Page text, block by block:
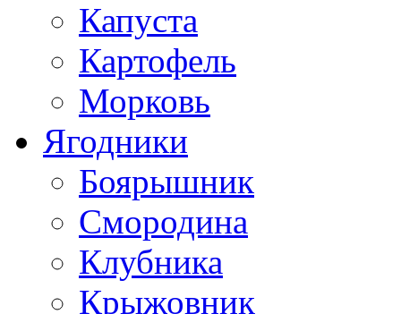
Капуста
Картофель
Морковь
Ягодники
Боярышник
Смородина
Клубника
Крыжовник